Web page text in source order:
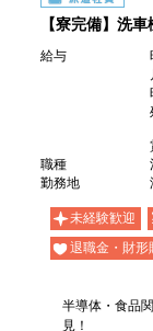
派遣社員
【寮完備】洗
給与
職種
勤務地
未経験歓迎
退職金・財形
半導体・食品
見！